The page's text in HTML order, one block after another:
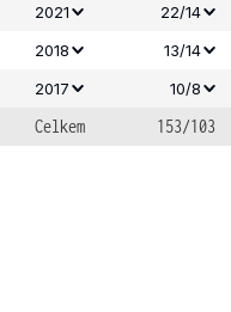
2021 22/14
2018
13/14
2017 10/8
Celkem
153/103